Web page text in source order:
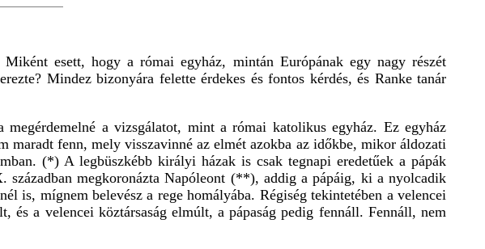
esett, hogy a római egyház, mintán Európának egy nagy részét
Mindez bizonyára felette érdekes és fontos kérdés, és Ranke tanár
a vizsgálatot, mint a római katolikus egyház. Ez egyház
maradt fenn, mely visszavinné az elmét azokba az időkbe, mikor áldozati
(*) A legbüszkébb királyi házak is csak tegnapi eredetűek a pápák
megkoronázta Napóleont (**), addig a pápáig, ki a nyolcadik
is, mígnem belevész a rege homályába. Régiség tekintetében a velencei
és a velencei köztársaság elmúlt, a pápaság pedig fennáll. Fennáll, nem